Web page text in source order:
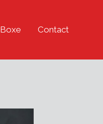
Boxe Contact